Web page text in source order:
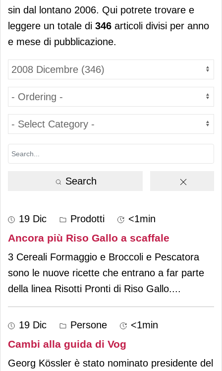
sin dal lontano 2006. Qui potrete trovare e
leggere un totale di 346 articoli divisi per anno
e mese di pubblicazione.
Search
19 Dic Prodotti <1min
Ancora più Riso Gallo a scaffale
3 Cereali Formaggio e Broccoli e Pescatora
sono le nuove ricette che entrano a far parte
della linea Risotti Pronti di Riso Gallo....
19 Dic Persone <1min
Cambi alla guida di Vog
Georg Kössler è stato nominato presidente del